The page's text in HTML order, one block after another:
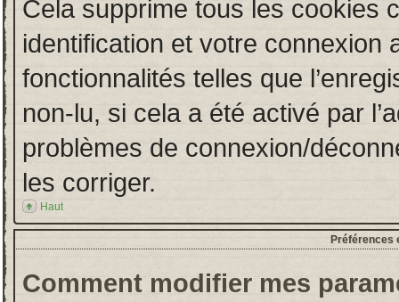
Cela supprime tous les cookies
identification et votre connexion
fonctionnalités telles que
non-lu, si cela a été activé par
problèmes de connexion/
les corriger.
Haut
Préférences
Comment modifier mes